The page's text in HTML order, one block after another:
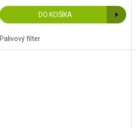
DO KOŠÍKA
Palivový filter